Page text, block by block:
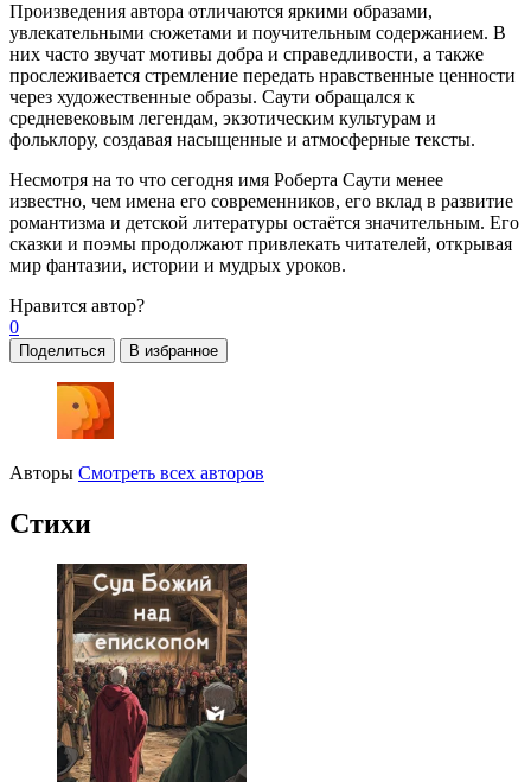
Произведения автора отличаются яркими образами,
увлекательными сюжетами и поучительным содержанием. В
них часто звучат мотивы добра и справедливости, а также
прослеживается стремление передать нравственные ценности
через художественные образы. Саути обращался к
средневековым легендам, экзотическим культурам и
фольклору, создавая насыщенные и атмосферные тексты.
Несмотря на то что сегодня имя Роберта Саути менее
известно, чем имена его современников, его вклад в развитие
романтизма и детской литературы остаётся значительным. Его
сказки и поэмы продолжают привлекать читателей, открывая
мир фантазии, истории и мудрых уроков.
Нравится автор?
0
Поделиться В избранное
Авторы Смотреть всех авторов
Стихи